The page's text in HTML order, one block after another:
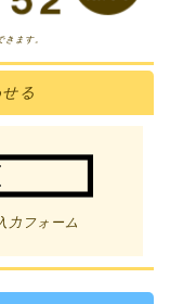
ます。
る
力フォーム